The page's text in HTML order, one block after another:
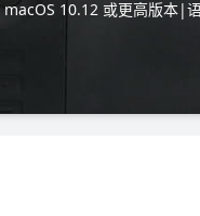
macOS 10.12 或更高版本|